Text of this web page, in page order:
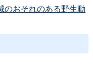
のおそれのある野生動